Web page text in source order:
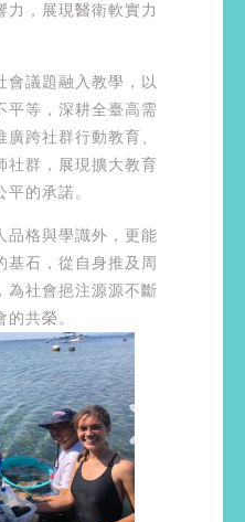
力，展現醫衛軟實力
會議題融入教學，以
平等，深耕全臺高需
跨社群行動教育、
社群，展現擴大教育
的承諾。
品格與學識外，更能
基石，從自身推及周
為社會挹注源源不斷
共榮。